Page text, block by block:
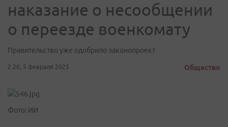
наказание о несообщении
о переезде военкомату
Правительство уже одобрило законопроект
2:26, 5 февраля 2025 Общество
Фото: ИИ